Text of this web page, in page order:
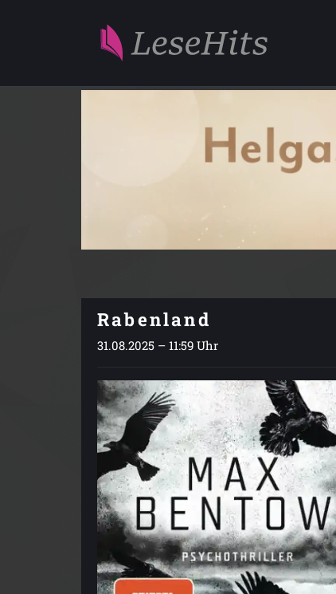
Rabenland
31.08.2025 – 11:59 Uhr